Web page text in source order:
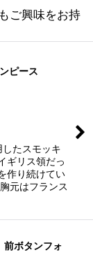
ご興味をお持
ピース
たスモッキ
ギリス領だっ
作り続けてい
元はフランス
前ボタンフォ